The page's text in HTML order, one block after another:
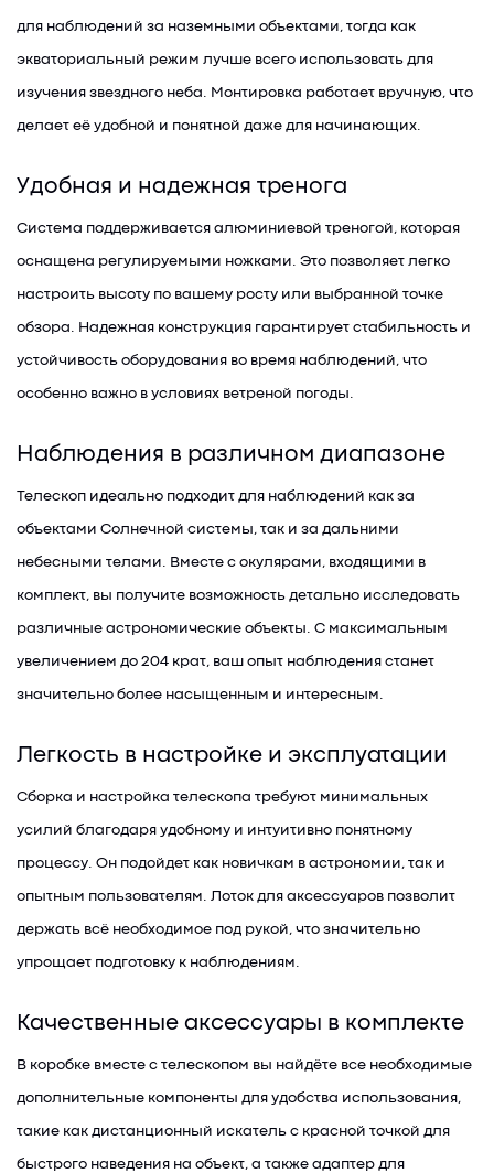
для наблюдений за наземными объектами, тогда как
экваториальный режим лучше всего использовать для
изучения звездного неба. Монтировка работает вручную, что
делает её удобной и понятной даже для начинающих.
Удобная и надежная тренога
Система поддерживается алюминиевой треногой, которая
оснащена регулируемыми ножками. Это позволяет легко
настроить высоту по вашему росту или выбранной точке
обзора. Надежная конструкция гарантирует стабильность и
устойчивость оборудования во время наблюдений, что
особенно важно в условиях ветреной погоды.
Наблюдения в различном диапазоне
Телескоп идеально подходит для наблюдений как за
объектами Солнечной системы, так и за дальними
небесными телами. Вместе с окулярами, входящими в
комплект, вы получите возможность детально исследовать
различные астрономические объекты. С максимальным
увеличением до 204 крат, ваш опыт наблюдения станет
значительно более насыщенным и интересным.
Легкость в настройке и эксплуатации
Сборка и настройка телескопа требуют минимальных
усилий благодаря удобному и интуитивно понятному
процессу. Он подойдет как новичкам в астрономии, так и
опытным пользователям. Лоток для аксессуаров позволит
держать всё необходимое под рукой, что значительно
упрощает подготовку к наблюдениям.
Качественные аксессуары в комплекте
В коробке вместе с телескопом вы найдёте все необходимые
дополнительные компоненты для удобства использования,
такие как дистанционный искатель с красной точкой для
быстрого наведения на объект, а также адаптер для